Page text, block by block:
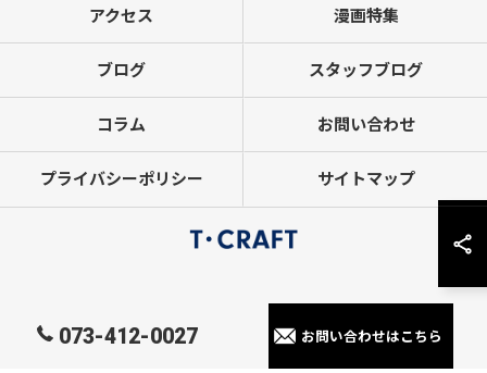
073-412-0027 お問い合わせはこちら
アクセス 漫画特集
ブログ スタッフブログ
コラム お問い合わせ
プライバシーポリシー サイトマップ
RIGHTS RESERVED.